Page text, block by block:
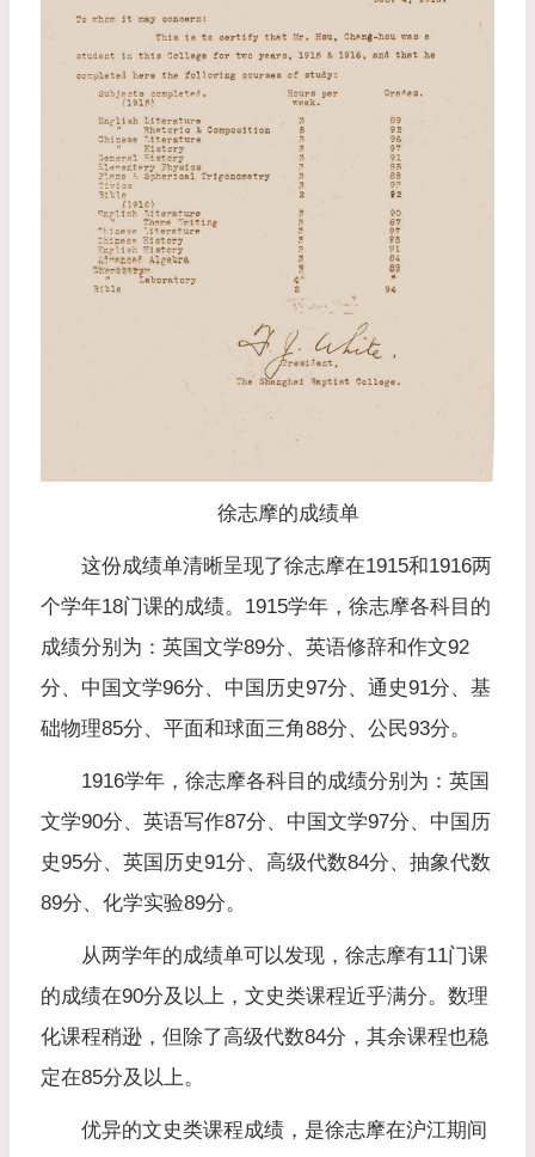
徐志摩的成绩单
这份成绩单清晰呈现了徐志摩在1915和1916两
个学年18门课的成绩。1915学年，徐志摩各科目的
成绩分别为：英国文学89分、英语修辞和作文92
分、中国文学96分、中国历史97分、通史91分、基
础物理85分、平面和球面三角88分、公民93分。
1916学年，徐志摩各科目的成绩分别为：英国
文学90分、英语写作87分、中国文学97分、中国历
史95分、英国历史91分、高级代数84分、抽象代数
89分、化学实验89分。
从两学年的成绩单可以发现，徐志摩有11门课
的成绩在90分及以上，文史类课程近乎满分。数理
化课程稍逊，但除了高级代数84分，其余课程也稳
定在85分及以上。
优异的文史类课程成绩，是徐志摩在沪江期间